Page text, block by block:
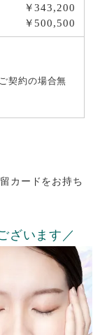
￥343,200
￥500,500
契約の場合無
カードをお持ち
ざいます／